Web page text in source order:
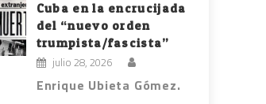
Cuba en la encrucijada
del “nuevo orden
trumpista/fascista”
julio 28, 2026
Enrique Ubieta Gómez.